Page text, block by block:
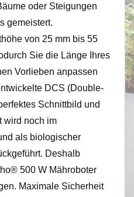
oder Steigungen
gemeistert.
von 25 mm bis 55
Sie die Länge Ihres
Vorlieben anpassen
DCS (Double-
Schnittbild und
wird noch im
als biologischer
Deshalb
500 W Mähroboter
Maximale Sicherheit